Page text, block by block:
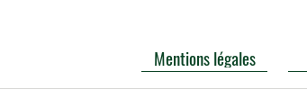
Mentions légales